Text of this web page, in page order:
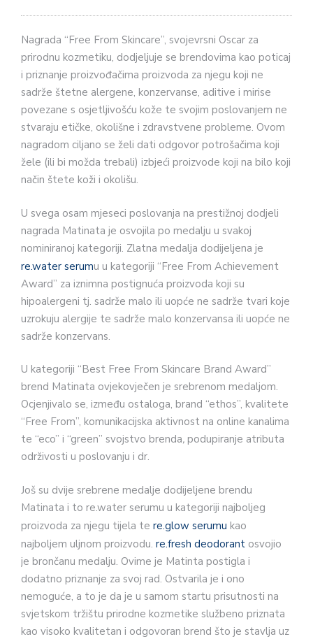
Nagrada “Free From Skincare”, svojevrsni Oscar za
prirodnu kozmetiku, dodjeljuje se brendovima kao poticaj
i priznanje proizvođačima proizvoda za njegu koji ne
sadrže štetne alergene, konzervanse, aditive i mirise
povezane s osjetljivošću kože te svojim poslovanjem ne
stvaraju etičke, okolišne i zdravstvene probleme. Ovom
nagradom ciljano se želi dati odgovor potrošačima koji
žele (ili bi možda trebali) izbjeći proizvode koji na bilo koji
način štete koži i okolišu.
U svega osam mjeseci poslovanja na prestižnoj dodjeli
nagrada Matinata je osvojila po medalju u svakoj
nominiranoj kategoriji. Zlatna medalja dodijeljena je
re.water serumu u kategoriji “Free From Achievement
Award” za iznimna postignuća proizvoda koji su
hipoalergeni tj. sadrže malo ili uopće ne sadrže tvari koje
uzrokuju alergije te sadrže malo konzervansa ili uopće ne
sadrže konzervans.
U kategoriji “Best Free From Skincare Brand Award”
brend Matinata ovjekovječen je srebrenom medaljom.
Ocjenjivalo se, između ostaloga, brand “ethos”, kvalitete
“Free From”, komunikacijska aktivnost na online kanalima
te “eco” i “green” svojstvo brenda, podupiranje atributa
održivosti u poslovanju i dr.
Još su dvije srebrene medalje dodijeljene brendu
Matinata i to re.water serumu u kategoriji najboljeg
proizvoda za njegu tijela te re.glow serumu kao
najboljem uljnom proizvodu. re.fresh deodorant osvojio
je brončanu medalju. Ovime je Matinta postigla i
dodatno priznanje za svoj rad. Ostvarila je i ono
nemoguće, a to je da je u samom startu prisutnosti na
svjetskom tržištu prirodne kozmetike službeno priznata
kao visoko kvalitetan i odgovoran brend što je stavlja uz